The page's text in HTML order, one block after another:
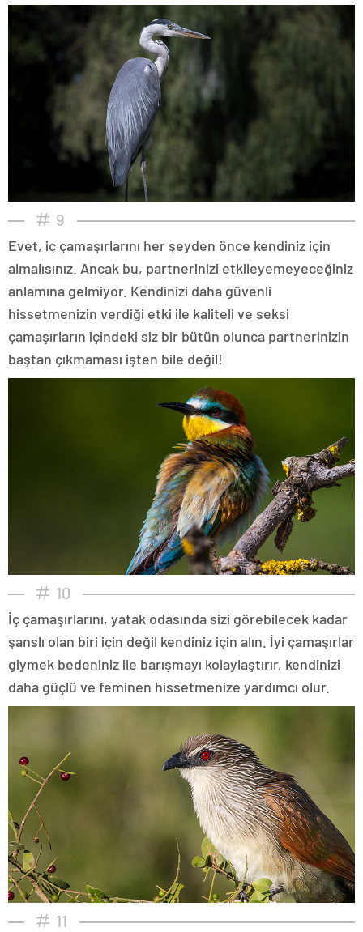
9
Evet, iç çamaşırlarını her şeyden önce kendiniz için
almalısınız. Ancak bu, partnerinizi etkileyemeyeceğiniz
anlamına gelmiyor. Kendinizi daha güvenli
hissetmenizin verdiği etki ile kaliteli ve seksi
çamaşırların içindeki siz bir bütün olunca partnerinizin
baştan çıkmaması işten bile değil!
10
İç çamaşırlarını, yatak odasında sizi görebilecek kadar
şanslı olan biri için değil kendiniz için alın. İyi çamaşırlar
giymek bedeniniz ile barışmayı kolaylaştırır, kendinizi
daha güçlü ve feminen hissetmenize yardımcı olur.
11